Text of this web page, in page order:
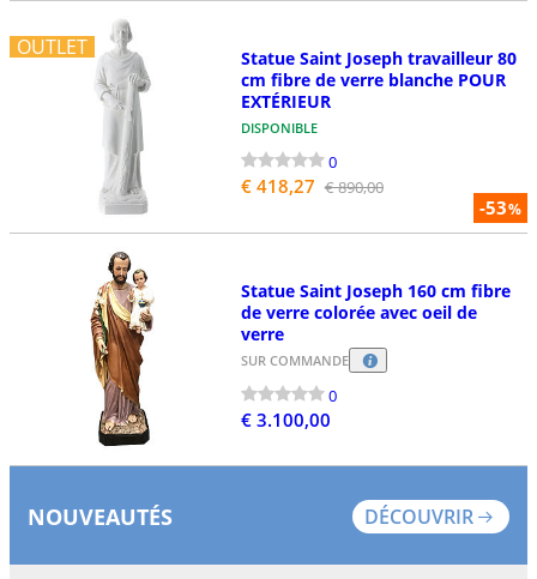
OUTLET
-53%
Statue Saint Joseph travailleur 80
cm fibre de verre blanche POUR
EXTÉRIEUR
DISPONIBLE
0
€ 418,27 € 890,00
Statue Saint Joseph 160 cm fibre
de verre colorée avec oeil de
verre
SUR COMMANDE
0
€ 3.100,00
NOUVEAUTÉS DÉCOUVRIR